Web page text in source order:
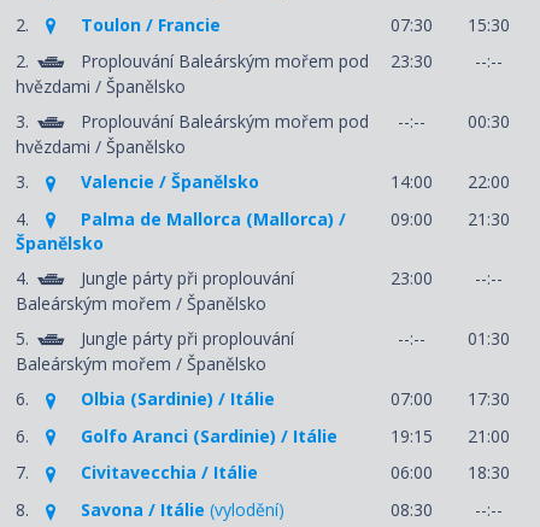
2.
Toulon / Francie 07:30
15:30
2.
Proplouvání Baleárským mořem pod
hvězdami / Španělsko
23:30 --:--
3.
Proplouvání Baleárským mořem pod
hvězdami / Španělsko
--:-- 00:30
3. Valencie / Španělsko 14:00
22:00
4.
Palma de Mallorca (Mallorca) /
Španělsko
09:00 21:30
4.
Jungle párty při proplouvání
Baleárským mořem / Španělsko
23:00 --:--
5.
Jungle párty při proplouvání
Baleárským mořem / Španělsko
--:-- 01:30
6. Olbia (Sardinie) / Itálie 07:00
17:30
6.
Golfo Aranci (Sardinie) / Itálie 19:15
21:00
7.
Civitavecchia / Itálie 06:00
18:30
8.
Savona / Itálie (vylodění) 08:30 --:--